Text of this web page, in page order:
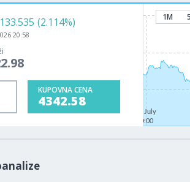
(2.114%)
20:58
KUPOVNA CENA
4342.58
1M
22 July
0:00